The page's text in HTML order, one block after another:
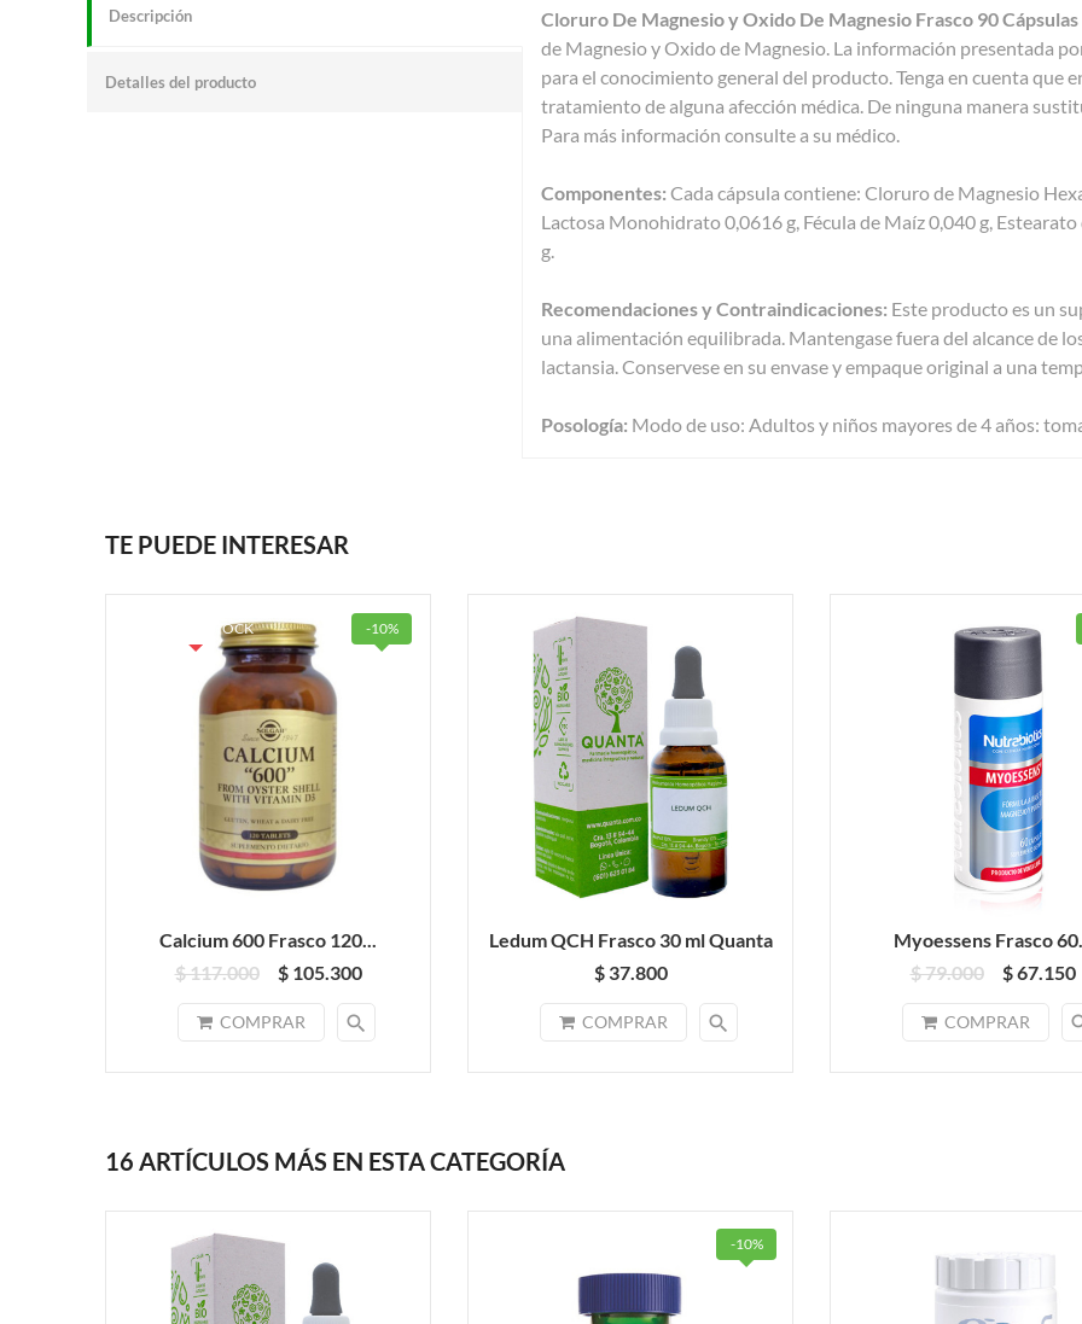
Descripción
Detalles del producto
Cloruro De Magnesio y Oxido De Magnesio Frasco 90
de Magnesio y Oxido de Magnesio. La información presentada
para el conocimiento general del producto. Tenga en cuenta que
tratamiento de alguna afección médica. De ninguna manera
Para más información consulte a su médico.
Componentes: Cada cápsula contiene: Cloruro de Magnesio
Lactosa Monohidrato 0,0616 g, Fécula de Maíz 0,040 g,
g.
Recomendaciones y Contraindicaciones: Este producto es un
una alimentación equilibrada. Mantengase fuera del alcance de
lactansia. Conservese en su envase y empaque original a una
Posología: Modo de uso: Adultos y niños mayores de 4 años:
TE PUEDE INTERESAR
Calcium 600 Frasco 120...
$ 117.000
$ 105.300
COMPRAR search
FUERA DE STOCK -10%
Ledum QCH Frasco 30 ml Quanta
$ 37.800
COMPRAR search
Myoessens Frasco 60...
$ 79.000
$ 67.150
COMPRAR
16 ARTÍCULOS MÁS EN ESTA CATEGORÍA
-10%